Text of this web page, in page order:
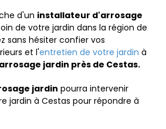
d'un installateur d'arrosage
de votre jardin dans la région de
sans hésiter confier vos
et l'entretien de votre jardin à
jardin près de Cestas.
jardin pourra intervenir
jardin à Cestas pour répondre à